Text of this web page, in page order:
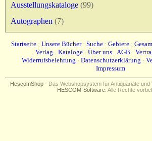
Ausstellungskataloge (99)
Autographen (7)
Startseite· Unsere Bücher· Suche· Gebiete·
· Verlag · Kataloge · Über uns · AGB ·
Widerrufsbelehrung · Datenschutzerklärung ·
Impressum
HescomShop - Das Webshopsystem für Antiquariate
HESCOM-Software. Alle Rechte